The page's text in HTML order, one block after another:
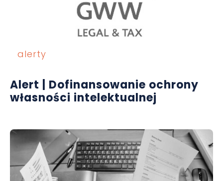
alerty
Alert | Dofinansowanie ochrony
własności intelektualnej